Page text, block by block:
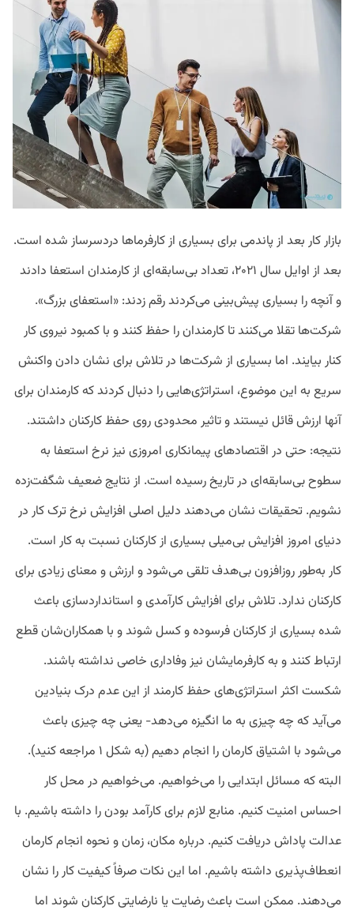
بازار کار بعد از پاندمی برای بسیاری از کارفرماها دردسرساز شده است.
بعد از اوایل سال ۲۰۲۱، تعداد بی‌سابقه‌ای از کارمندان استعفا دادند
و آنچه را بسیاری پیش‌بینی می‌کردند رقم زدند: «استعفای بزرگ».
شرکت‌ها تقلا می‌کنند تا کارمندان را حفظ کنند و با کمبود نیروی کار
کنار بیایند. اما بسیاری از شرکت‌ها در تلاش برای نشان دادن واکنش
سریع به این موضوع، استراتژی‌هایی را دنبال کردند که کارمندان برای
آنها ارزش قائل نیستند و تاثیر محدودی روی حفظ کارکنان داشتند.
نتیجه: حتی در اقتصادهای پیمانکاری امروزی نیز نرخ استعفا به
سطوح بی‌سابقه‌ای در تاریخ رسیده است. از نتایج ضعیف شگفت‌زده
نشویم. تحقیقات نشان می‌دهند دلیل اصلی افزایش نرخ ترک کار در
دنیای امروز افزایش بی‌میلی بسیاری از کارکنان نسبت به کار است.
کار به‌طور روزافزون بی‌هدف تلقی می‌شود و ارزش و معنای زیادی برای
کارکنان ندارد. تلاش برای افزایش کارآمدی و استانداردسازی باعث
شده بسیاری از کارکنان فرسوده و کسل شوند و با همکاران‌شان قطع
ارتباط کنند و به کارفرمایشان نیز وفاداری خاصی نداشته باشند.
شکست اکثر استراتژی‌های حفظ کارمند از این عدم درک بنیادین
می‌آید که چه چیزی به ما انگیزه می‌دهد- یعنی چه چیزی باعث
می‌شود با اشتیاق کارمان را انجام دهیم (به شکل ۱ مراجعه کنید).
البته که مسائل ابتدایی را می‌خواهیم. می‌خواهیم در محل کار
احساس امنیت کنیم. منابع لازم برای کارآمد بودن را داشته باشیم. با
عدالت پاداش دریافت کنیم. درباره مکان، زمان و نحوه انجام کارمان
انعطاف‌پذیری داشته باشیم. اما این نکات صرفاً کیفیت کار را نشان
می‌دهند. ممکن است باعث رضایت یا نارضایتی کارکنان شوند اما